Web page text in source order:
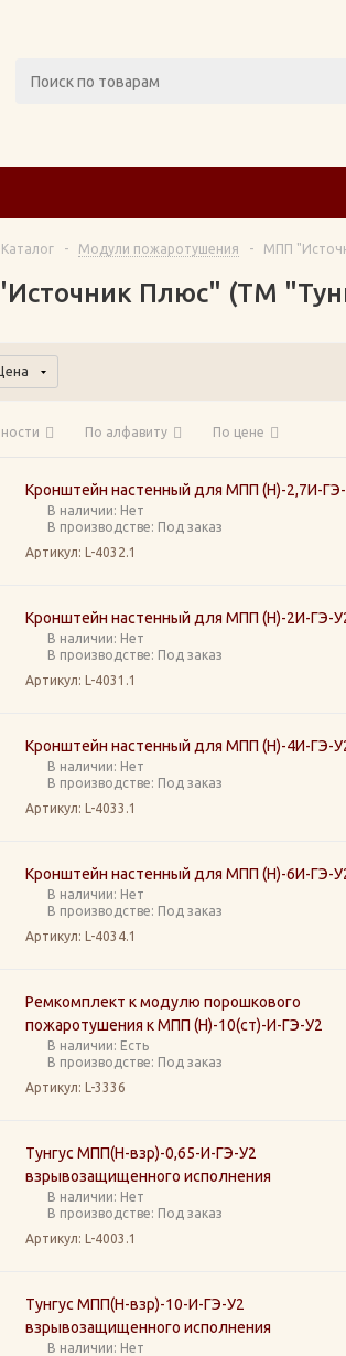
Каталог - Модули пожаротушения - МПП
Плюс" (ТМ
По алфавиту По цене
Кронштейн настенный для МПП (Н)-2,7И-
В наличии: Нет
В производстве: Под заказ
Артикул: L-4032.1
Кронштейн настенный для МПП (Н)-2И-ГЭ-
В наличии: Нет
В производстве: Под заказ
Артикул: L-4031.1
Кронштейн настенный для МПП (Н)-4И-ГЭ-
В наличии: Нет
В производстве: Под заказ
Артикул: L-4033.1
Кронштейн настенный для МПП (Н)-6И-ГЭ-
В наличии: Нет
В производстве: Под заказ
Артикул: L-4034.1
Ремкомплект к модулю порошкового
пожаротушения к МПП (Н)-10(ст)-И-ГЭ-У2
В наличии: Eсть
В производстве: Под заказ
Артикул: L-3336
Тунгус МПП(Н-взр)-0,65-И-ГЭ-У2
взрывозащищенного исполнения
В наличии: Нет
В производстве: Под заказ
Артикул: L-4003.1
Тунгус МПП(Н-взр)-10-И-ГЭ-У2
взрывозащищенного исполнения
В наличии: Нет